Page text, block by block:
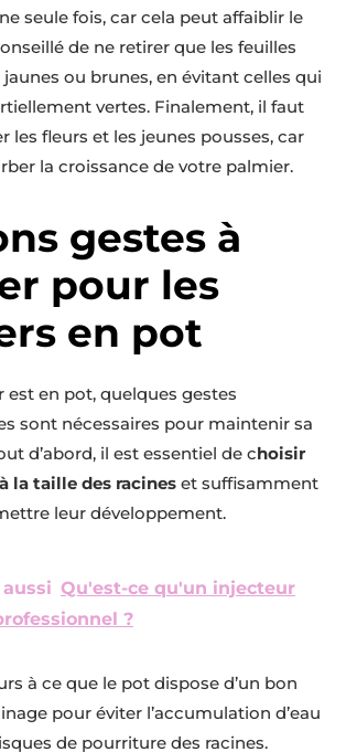
seule fois, car cela peut affaiblir le
de ne retirer que les feuilles
ou brunes, en évitant celles qui
vertes. Finalement, il faut
les fleurs et les jeunes pousses, car
la croissance de votre palmier.
gestes à
pour les
en pot
est en pot, quelques gestes
sont nécessaires pour maintenir sa
d’abord, il est essentiel de choisir
la taille des racines et suffisamment
leur développement.
Qu'est-ce qu'un injecteur
?
à ce que le pot dispose d’un bon
pour éviter l’accumulation d’eau
de pourriture des racines.